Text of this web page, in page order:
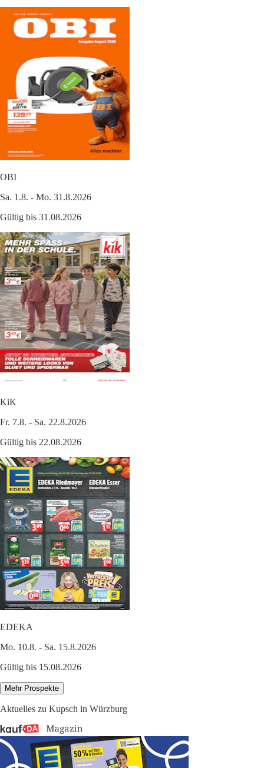
OBI
Sa. 1.8. - Mo. 31.8.2026
Gültig bis 31.08.2026
KiK
Fr. 7.8. - Sa. 22.8.2026
Gültig bis 22.08.2026
EDEKA
Mo. 10.8. - Sa. 15.8.2026
Gültig bis 15.08.2026
Mehr Prospekte
Aktuelles zu Kupsch in Würzburg